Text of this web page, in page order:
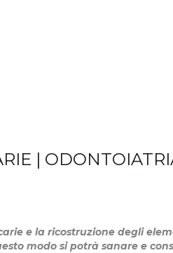
|
e la ricostruzione degli
modo si potrà sanare e